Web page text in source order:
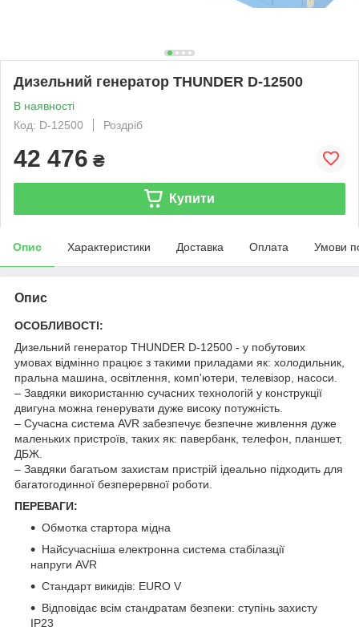
Дизельний генератор THUNDER D-12500
В наявності
Код: D-12500
Роздріб
42 476 ₴
Купити
Опис Характеристики Доставка Оплата Умови
Опис
ОСОБЛИВОСТІ:
Дизельний генератор THUNDER D-12500 - у побутових
умовах відмінно працює з такими приладами як: холодильник,
пральна машина, освітлення, комп'ютери, телевізор, насоси.
– Завдяки використанню сучасних технологій у конструкції
двигуна можна генерувати дуже високу потужність.
– Сучасна система AVR забезпечує безпечне живлення дуже
маленьких пристроїв, таких як: павербанк, телефон, планшет,
ДБЖ.
– Завдяки багатьом захистам пристрій ідеально підходить для
багатогодинної безперервної роботи.
ПЕРЕВАГИ:
Обмотка стартора мідна
Найсучасніша електронна система стабілазції
напруги AVR
Стандарт викидів: EURO V
Відповідає всім стандратам безпеки: ступінь захисту
IP23